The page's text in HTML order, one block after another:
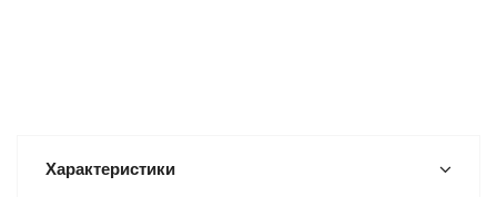
Характеристики